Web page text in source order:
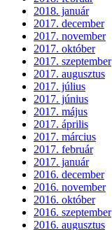
2018. január
2017. december
2017. november
2017. október
2017. szeptember
2017. augusztus
2017. július
2017. június
2017. május
2017. április
2017. március
2017. február
2017. január
2016. december
2016. november
2016. október
2016. szeptember
2016. augusztus